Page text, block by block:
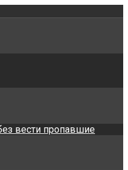
вести пропавшие